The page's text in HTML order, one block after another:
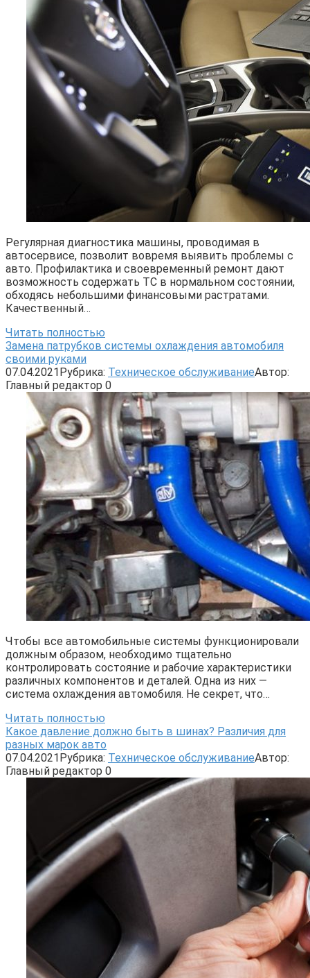
Регулярная диагностика машины, проводимая в
автосервисе, позволит вовремя выявить проблемы с
авто. Профилактика и своевременный ремонт дают
возможность содержать ТС в нормальном состоянии,
обходясь небольшими финансовыми растратами.
Качественный…
Читать полностью
Замена патрубков системы охлаждения автомобиля
своими руками
07.04.2021Рубрика: Техническое обслуживаниеАвтор:
Главный редактор 0
Чтобы все автомобильные системы функционировали
должным образом, необходимо тщательно
контролировать состояние и рабочие характеристики
различных компонентов и деталей. Одна из них —
система охлаждения автомобиля. Не секрет, что…
Читать полностью
Какое давление должно быть в шинах? Различия для
разных марок авто
07.04.2021Рубрика: Техническое обслуживаниеАвтор:
Главный редактор 0